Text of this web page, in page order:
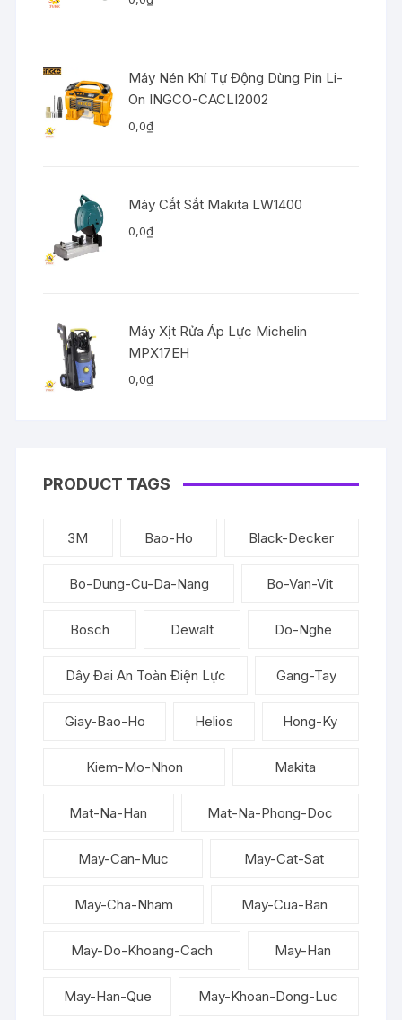
Máy Nén Khí Tự Động Dùng Pin Li-
On INGCO-CACLI2002
0,0₫
Máy Cắt Sắt Makita LW1400
0,0₫
Máy Xịt Rửa Áp Lực Michelin
MPX17EH
0,0₫
PRODUCT TAGS
3M Bao-Ho Black-Decker
Bo-Dung-Cu-Da-Nang Bo-Van-Vit
Bosch Dewalt Do-Nghe
Dây Đai An Toàn Điện Lực Gang-Tay
Giay-Bao-Ho Helios Hong-Ky
Kiem-Mo-Nhon Makita
Mat-Na-Han Mat-Na-Phong-Doc
May-Can-Muc May-Cat-Sat
May-Cha-Nham May-Cua-Ban
May-Do-Khoang-Cach May-Han
May-Han-Que May-Khoan-Dong-Luc